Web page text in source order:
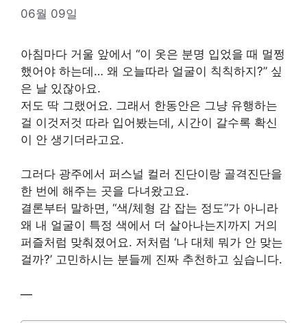
06월 09일
아침마다 거울 앞에서 “이 옷은 분명 입었을 때 멀쩡
했어야 하는데… 왜 오늘따라 얼굴이 칙칙하지?” 싶
은 날 있잖아요.
저도 딱 그랬어요. 그래서 한동안은 그냥 유행하는
걸 이것저것 따라 입어봤는데, 시간이 갈수록 확신
이 안 생기더라고요.
그러다 광주에서 퍼스널 컬러 진단이랑 골격진단을
한 번에 해주는 곳을 다녀왔고요.
결론부터 말하면, “색/체형 감 잡는 정도”가 아니라
왜 내 얼굴이 특정 색에서 더 살아나는지까지 거의
퍼즐처럼 맞춰졌어요. 저처럼 ‘나 대체 뭐가 안 맞는
걸까?’ 고민하시는 분들께 진짜 추천하고 싶습니다.
—